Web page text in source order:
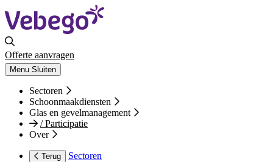
Offerte aanvragen
Menu Sluiten
Sectoren
Schoonmaakdiensten
Glas en gevelmanagement
/Participatie
Over
Terug
Sectoren